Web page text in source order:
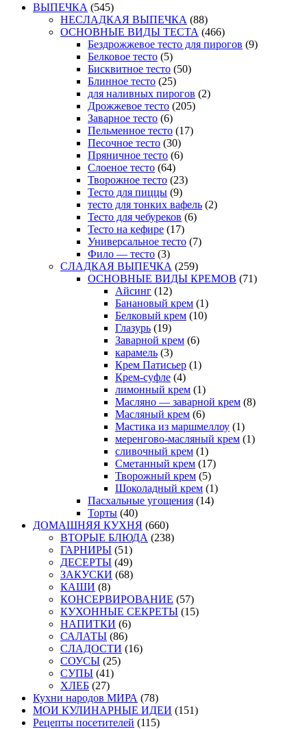
ВЫПЕЧКА (545)
НЕСЛАДКАЯ ВЫПЕЧКА (88)
ОСНОВНЫЕ ВИДЫ ТЕСТА (466)
Бездрожжевое тесто для пирогов (9)
Белковое тесто (5)
Бисквитное тесто (50)
Блинное тесто (25)
для наливных пирогов (2)
Дрожжевое тесто (205)
Заварное тесто (6)
Пельменное тесто (17)
Песочное тесто (30)
Пряничное тесто (6)
Слоеное тесто (64)
Творожное тесто (23)
Тесто для пиццы (9)
тесто для тонких вафель (2)
Тесто для чебуреков (6)
Тесто на кефире (17)
Универсальное тесто (7)
Фило — тесто (3)
СЛАДКАЯ ВЫПЕЧКА (259)
ОСНОВНЫЕ ВИДЫ КРЕМОВ (71)
Айсинг (12)
Банановый крем (1)
Белковый крем (10)
Глазурь (19)
Заварной крем (6)
карамель (3)
Крем Патисьер (1)
Крем-суфле (4)
лимонный крем (1)
Масляно — заварной крем (8)
Масляный крем (6)
Мастика из маршмеллоу (1)
меренгово-масляный крем (1)
сливочный крем (1)
Сметанный крем (17)
Творожный крем (5)
Шоколадный крем (1)
Пасхальные угощения (14)
Торты (40)
ДОМАШНЯЯ КУХНЯ (660)
ВТОРЫЕ БЛЮДА (238)
ГАРНИРЫ (51)
ДЕСЕРТЫ (49)
ЗАКУСКИ (68)
КАШИ (8)
КОНСЕРВИРОВАНИЕ (57)
КУХОННЫЕ СЕКРЕТЫ (15)
НАПИТКИ (6)
САЛАТЫ (86)
СЛАДОСТИ (16)
СОУСЫ (25)
СУПЫ (41)
ХЛЕБ (27)
Кухни народов МИРА (78)
МОИ КУЛИНАРНЫЕ ИДЕИ (151)
Рецепты посетителей (115)